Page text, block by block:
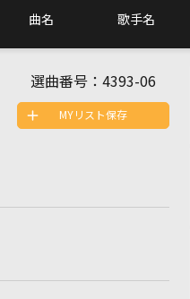
曲名 歌手名
選曲番号： 4393-06
MYリスト保存